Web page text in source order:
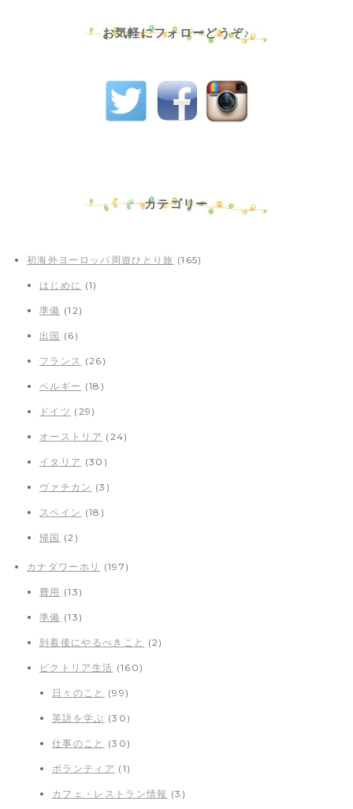
お気軽にフォローどうぞ♪
カテゴリー
初海外ヨーロッパ周遊ひとり旅 (165)
はじめに (1)
準備 (12)
出国 (6)
フランス (26)
ベルギー (18)
ドイツ (29)
オーストリア (24)
イタリア (30)
ヴァチカン (3)
スペイン (18)
帰国 (2)
カナダワーホリ (197)
費用 (13)
準備 (13)
到着後にやるべきこと (2)
ビクトリア生活 (160)
日々のこと (99)
英語を学ぶ (30)
仕事のこと (30)
ボランティア (1)
カフェ・レストラン情報 (3)